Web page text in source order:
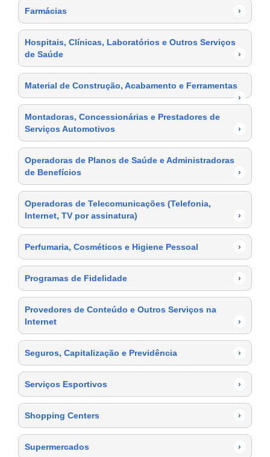
Farmácias ›
Hospitais, Clínicas, Laboratórios e Outros Serviços
de Saúde
›
Material de Construção, Acabamento e Ferramentas
›
Montadoras, Concessionárias e Prestadores de
Serviços Automotivos
›
Operadoras de Planos de Saúde e Administradoras
de Benefícios
›
Operadoras de Telecomunicações (Telefonia,
Internet, TV por assinatura)
›
Perfumaria, Cosméticos e Higiene Pessoal ›
Programas de Fidelidade ›
Provedores de Conteúdo e Outros Serviços na
Internet
›
Seguros, Capitalização e Previdência ›
Serviços Esportivos ›
Shopping Centers ›
Supermercados ›